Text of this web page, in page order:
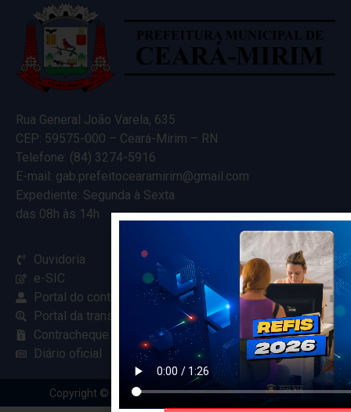
Rua General João Varela, 635
CEP: 59575-000 – Ceará-Mirim – RN
Telefone: (84) 3274-5916
E-mail: gab.prefeitocearamirim@gmail.com
Expediente: Segunda à Sexta
das 08h às 14h
Ouvidoria
e-SIC
Portal do contribuinte
Portal da transparência
Contracheque online
Diário oficial
Copyright © 2024 Criado com pela Renovar Web